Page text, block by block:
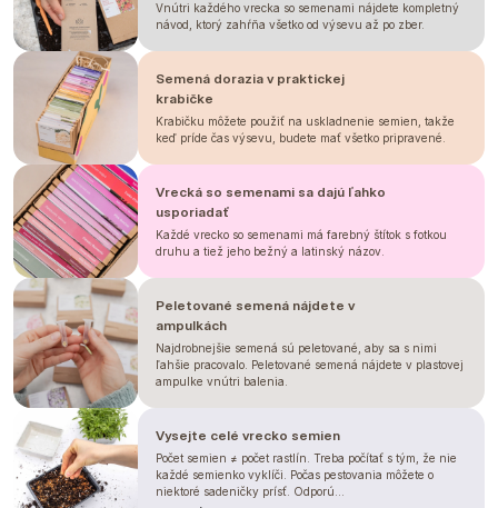
Vnútri každého vrecka so semenami nájdete kompletný
návod, ktorý zahŕňa všetko od výsevu až po zber.
Semená dorazia v praktickej
krabičke
Krabičku môžete použiť na uskladnenie semien, takže
keď príde čas výsevu, budete mať všetko pripravené.
Vrecká so semenami sa dajú ľahko
usporiadať
Každé vrecko so semenami má farebný štítok s fotkou
druhu a tiež jeho bežný a latinský názov.
Peletované semená nájdete v
ampulkách
Najdrobnejšie semená sú peletované, aby sa s nimi
ľahšie pracovalo. Peletované semená nájdete v plastovej
ampulke vnútri balenia.
Vysejte celé vrecko semien
Počet semien ≠ počet rastlín. Treba počítať s tým, že nie
každé semienko vyklíči. Počas pestovania môžete o
niektoré sadeničky prísť. Odporú...